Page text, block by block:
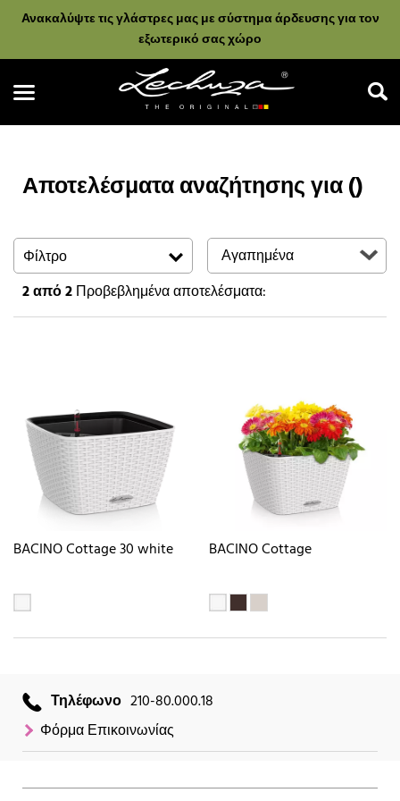
Ανακαλύψτε τις γλάστρες μας με σύστημα άρδευσης για τον
εξωτερικό σας χώρο
Αποτελέσματα αναζήτησης για ()
Φίλτρο
2από 2Προβεβλημένα αποτελέσματα:
BACINO Cottage 30 white BACINO Cottage
Τηλέφωνο 210-80.000.18
Φόρμα Επικοινωνίας